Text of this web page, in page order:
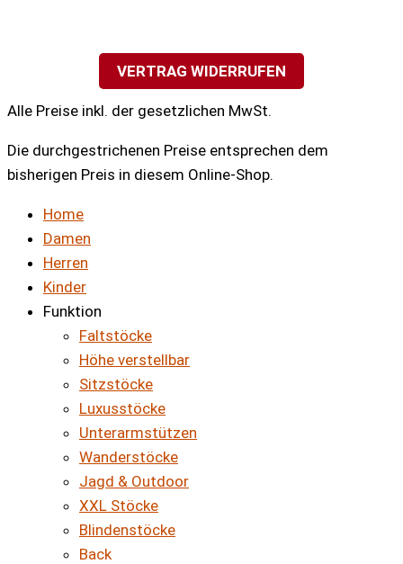
VERTRAG WIDERRUFEN
Alle Preise inkl. der gesetzlichen MwSt.
Die durchgestrichenen Preise entsprechen dem
bisherigen Preis in diesem Online-Shop.
Home
Damen
Herren
Kinder
Funktion
Faltstöcke
Höhe verstellbar
Sitzstöcke
Luxusstöcke
Unterarmstützen
Wanderstöcke
Jagd & Outdoor
XXL Stöcke
Blindenstöcke
Back